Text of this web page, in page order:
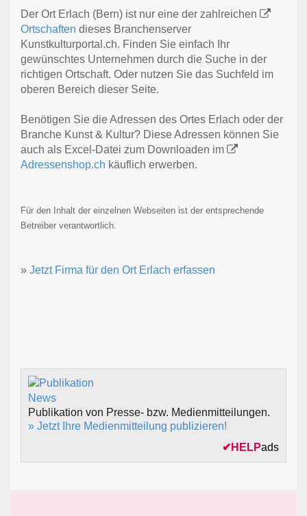
Der Ort Erlach (Bern) ist nur eine der zahlreichen
Ortschaften dieses Branchenserver
Kunstkulturportal.ch. Finden Sie einfach Ihr
gewünschtes Unternehmen durch die Suche in der
richtigen Ortschaft. Oder nutzen Sie das Suchfeld im
oberen Bereich dieser Seite.
Benötigen Sie die Adressen des Ortes Erlach oder der
Branche Kunst & Kultur? Diese Adressen können Sie
auch als Excel-Datei zum Downloaden im
Adressenshop.ch käuflich erwerben.
Für den Inhalt der einzelnen Webseiten ist der entsprechende
Betreiber verantwortlich.
» Jetzt Firma für den Ort Erlach erfassen
Publikation von Presse- bzw. Medienmitteilungen.
» Jetzt Ihre Medienmitteilung publizieren!
✔ HELPads